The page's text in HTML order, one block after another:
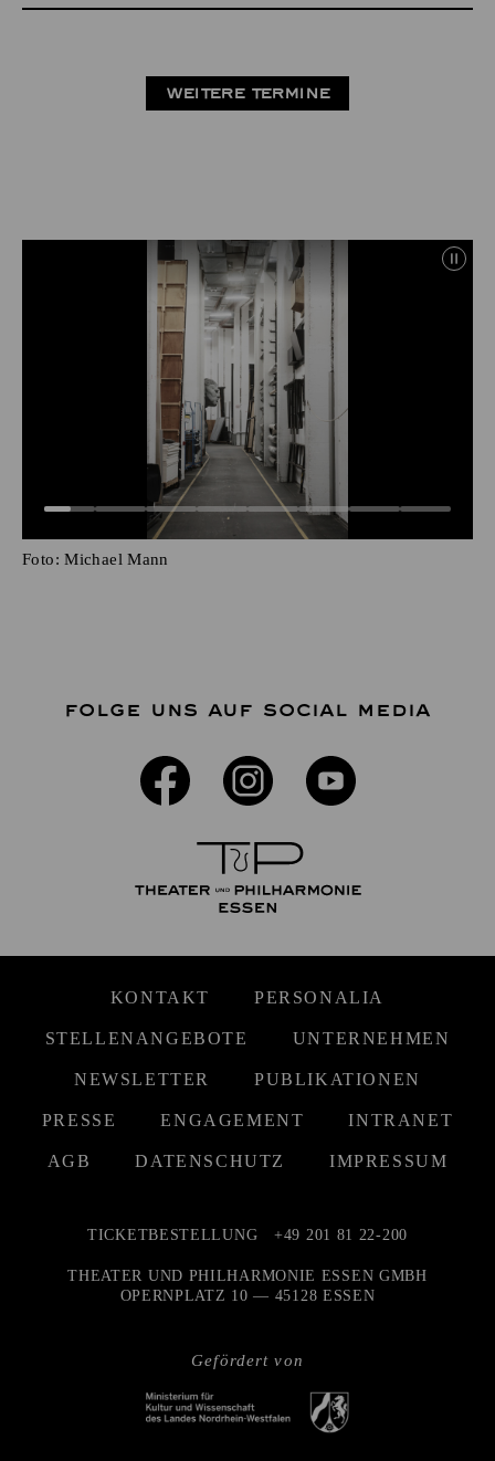
WEITERE TERMINE
Foto: Michael Mann
FOLGE UNS AUF SOCIAL MEDIA
KONTAKT PERSONALIA
STELLENANGEBOTE UNTERNEHMEN
NEWSLETTER PUBLIKATIONEN
PRESSE ENGAGEMENT INTRANET
AGB DATENSCHUTZ IMPRESSUM
Gefördert von
TICKETBESTELLUNG +49 201 81 22-200
THEATER UND PHILHARMONIE ESSEN GMBH
OPERNPLATZ 10 — 45128 ESSEN